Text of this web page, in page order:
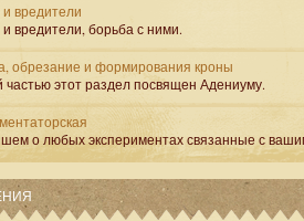
вредители
вредители, борьба с ними.
обрезание и формирования кроны
этот раздел посвящен Адениуму.
о любых экспериментах связанные с